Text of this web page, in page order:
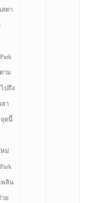
ตา
าม
ปถึง
ลา
จุดนี้
ม่
พลิน
วย